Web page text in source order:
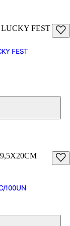
FEST
100UN